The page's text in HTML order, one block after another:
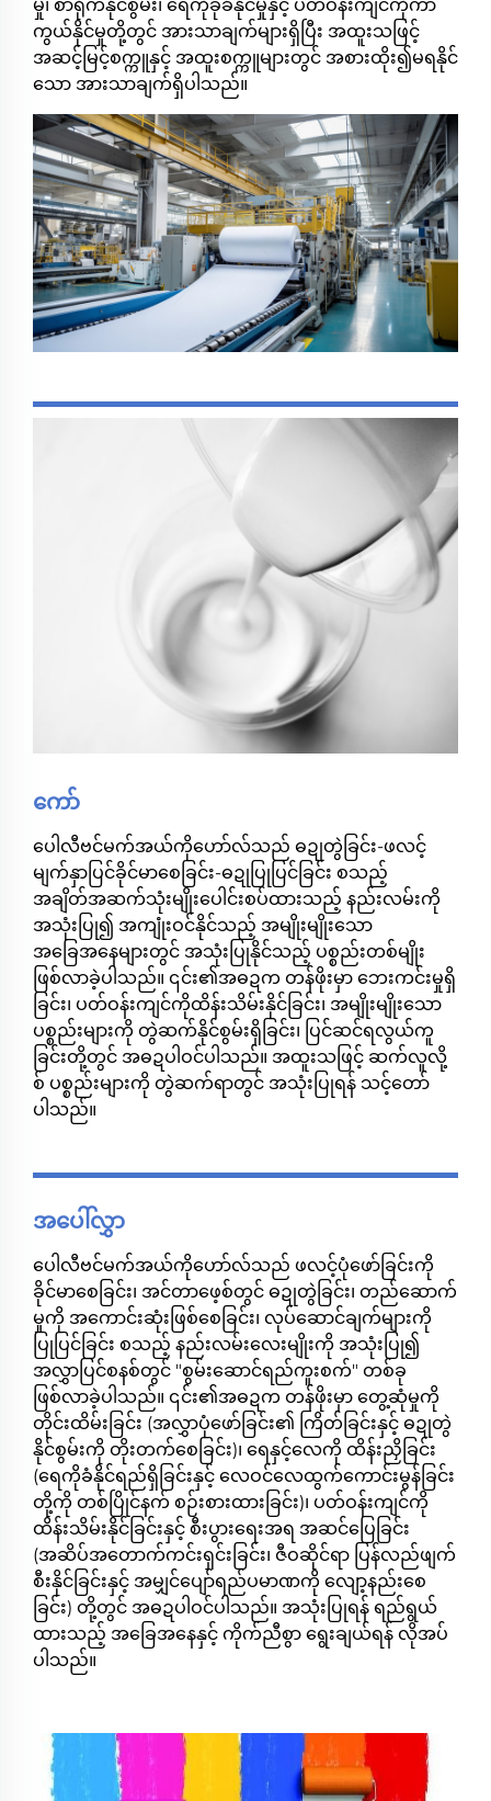
မှု၊ စာရိုက်နိုင်စွမ်း၊ ရေကိုခုခံနိုင်မှုနှင့် ပတ်ဝန်းကျင်ကိုကာ
ကွယ်နိုင်မှုတို့တွင် အားသာချက်များရှိပြီး အထူးသဖြင့်
အဆင့်မြင့်စက္ကူနှင့် အထူးစက္ကူများတွင် အစားထိုး၍မရနိုင်
သော အားသာချက်ရှိပါသည်။
ကော်
ပေါလီဗင်မက်အယ်ကိုဟော်လ်သည် ဓဍုတွဲခြင်း-ဖလင့်
မျက်နှာပြင်ခိုင်မာစေခြင်း-ဓဍုပြုပြင်ခြင်း စသည့်
အချိတ်အဆက်သုံးမျိုးပေါင်းစပ်ထားသည့် နည်းလမ်းကို
အသုံးပြု၍ အကျုံးဝင်နိုင်သည့် အမျိုးမျိုးသော
အခြေအနေများတွင် အသုံးပြုနိုင်သည့် ပစ္စည်းတစ်မျိုး
ဖြစ်လာခဲ့ပါသည်။ ၎င်း၏အဓဍက တန်ဖိုးမှာ ဘေးကင်းမှုရှိ
ခြင်း၊ ပတ်ဝန်းကျင်ကိုထိန်းသိမ်းနိုင်ခြင်း၊ အမျိုးမျိုးသော
ပစ္စည်းများကို တွဲဆက်နိုင်စွမ်းရှိခြင်း၊ ပြင်ဆင်ရလွယ်ကူ
ခြင်းတို့တွင် အဓဍပါဝင်ပါသည်။ အထူးသဖြင့် ဆက်လူလို့
စ် ပစ္စည်းများကို တွဲဆက်ရာတွင် အသုံးပြုရန် သင့်တော်
ပါသည်။
အပေါ်လွှာ
ပေါလီဗင်မက်အယ်ကိုဟော်လ်သည် ဖလင့်ပုံဖော်ခြင်းကို
ခိုင်မာစေခြင်း၊ အင်တာဖေ့စ်တွင် ဓဍုတွဲခြင်း၊ တည်ဆောက်
မှုကို အကောင်းဆုံးဖြစ်စေခြင်း၊ လုပ်ဆောင်ချက်များကို
ပြုပြင်ခြင်း စသည့် နည်းလမ်းလေးမျိုးကို အသုံးပြု၍
အလွှာပြင်စနစ်တွင် "စွမ်းဆောင်ရည်ကူးစက်" တစ်ခု
ဖြစ်လာခဲ့ပါသည်။ ၎င်း၏အဓဍက တန်ဖိုးမှာ တွေ့ဆုံမှုကို
တိုင်းထိမ်းခြင်း (အလွှာပုံဖော်ခြင်း၏ ကြိတ်ခြင်းနှင့် ဓဍုတွဲ
နိုင်စွမ်းကို တိုးတက်စေခြင်း)၊ ရေနှင့်လေကို ထိန်းညှိခြင်း
(ရေကိုခံနိုင်ရည်ရှိခြင်းနှင့် လေဝင်လေထွက်ကောင်းမွန်ခြင်း
တို့ကို တစ်ပြိုင်နက် စဉ်းစားထားခြင်း)၊ ပတ်ဝန်းကျင်ကို
ထိန်းသိမ်းနိုင်ခြင်းနှင့် စီးပွားရေးအရ အဆင်ပြေခြင်း
(အဆိပ်အတောက်ကင်းရှင်းခြင်း၊ ဇီဝဆိုင်ရာ ပြန်လည်ဖျက်
စီးနိုင်ခြင်းနှင့် အမျှင်ပျော်ရည်ပမာဏကို လျော့နည်းစေ
ခြင်း) တို့တွင် အဓဍပါဝင်ပါသည်။ အသုံးပြုရန် ရည်ရွယ်
ထားသည့် အခြေအနေနှင့် ကိုက်ညီစွာ ရွေးချယ်ရန် လိုအပ်
ပါသည်။